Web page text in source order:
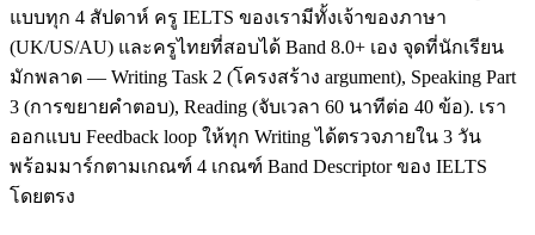
แบบทุก 4 สัปดาห์ ครู IELTS ของเรามีทั้งเจ้าของภาษา
(UK/US/AU) และครูไทยที่สอบได้ Band 8.0+ เอง จุดที่นักเรียน
มักพลาด — Writing Task 2 (โครงสร้าง argument), Speaking Part
3 (การขยายคำตอบ), Reading (จับเวลา 60 นาทีต่อ 40 ข้อ). เรา
ออกแบบ Feedback loop ให้ทุก Writing ได้ตรวจภายใน 3 วัน
พร้อมมาร์กตามเกณฑ์ 4 เกณฑ์ Band Descriptor ของ IELTS
โดยตรง